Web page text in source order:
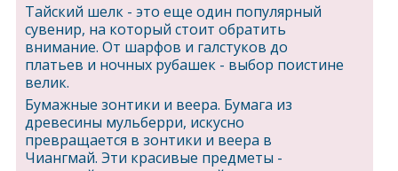
Тайский шелк - это еще один популярный
сувенир, на который стоит обратить
внимание. От шарфов и галстуков до
платьев и ночных рубашек - выбор поистине
велик.
Бумажные зонтики и веера. Бумага из
древесины мульберри, искусно
превращается в зонтики и веера в
Чиангмай. Эти красивые предметы -